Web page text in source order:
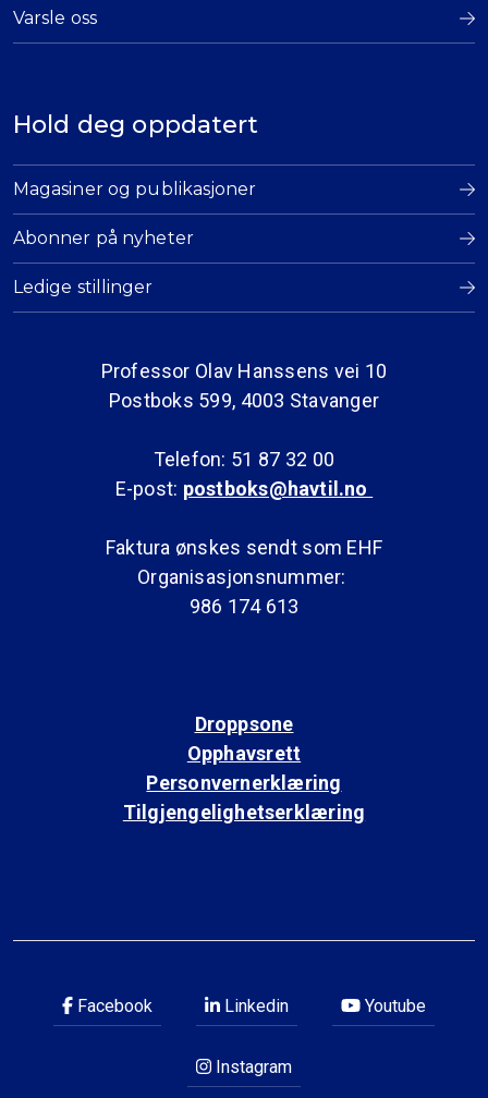
Varsle oss
Hold deg oppdatert
Magasiner og publikasjoner
Abonner på nyheter
Ledige stillinger
Professor Olav Hanssens vei 10
Postboks 599, 4003 Stavanger
Telefon: 51 87 32 00
E-post: postboks@havtil.no
Faktura ønskes sendt som EHF
Organisasjonsnummer:
986 174 613
Droppsone
Opphavsrett
Personvernerklæring
Tilgjengelighetserklæring
Facebook Linkedin Youtube
Instagram